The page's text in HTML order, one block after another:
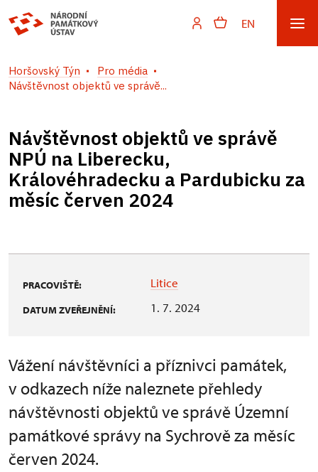
EN
Horšovský Týn
Pro média
Návštěvnost objektů ve správě...
Návštěvnost objektů ve správě
NPÚ na Liberecku,
Královéhradecku a Pardubicku za
měsíc červen 2024
PRACOVIŠTĚ: Litice
DATUM ZVEŘEJNĚNÍ: 1. 7. 2024
Vážení návštěvníci a příznivci památek,
v odkazech níže naleznete přehledy
návštěvnosti objektů ve správě Územní
památkové správy na Sychrově za měsíc
červen 2024.